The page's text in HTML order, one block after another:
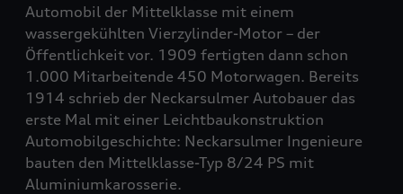
Automobil der Mittelklasse mit einem
wassergekühlten Vierzylinder-Motor – der
Öffentlichkeit vor. 1909 fertigten dann schon
1.000 Mitarbeitende 450 Motorwagen. Bereits
1914 schrieb der Neckarsulmer Autobauer das
erste Mal mit einer Leichtbaukonstruktion
Automobilgeschichte: Neckarsulmer Ingenieure
bauten den Mittelklasse-Typ 8/24 PS mit
Aluminiumkarosserie.